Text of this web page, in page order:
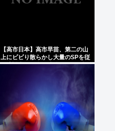
【高市日本】高市早苗、第二の山
上にビビり散らかし大量のSPを従
え演説台にも全面防弾ガラスを設